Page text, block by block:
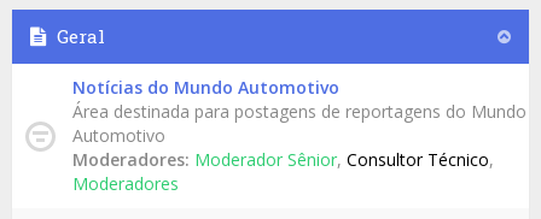
Geral
Notícias do Mundo Automotivo
Área destinada para postagens de reportagens do Mundo
Automotivo
Moderadores: Moderador Sênior, Consultor Técnico,
Moderadores